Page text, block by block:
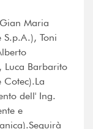
Maria
S.p.A.), Toni
Luca Barbarito
dell' Ing.
e